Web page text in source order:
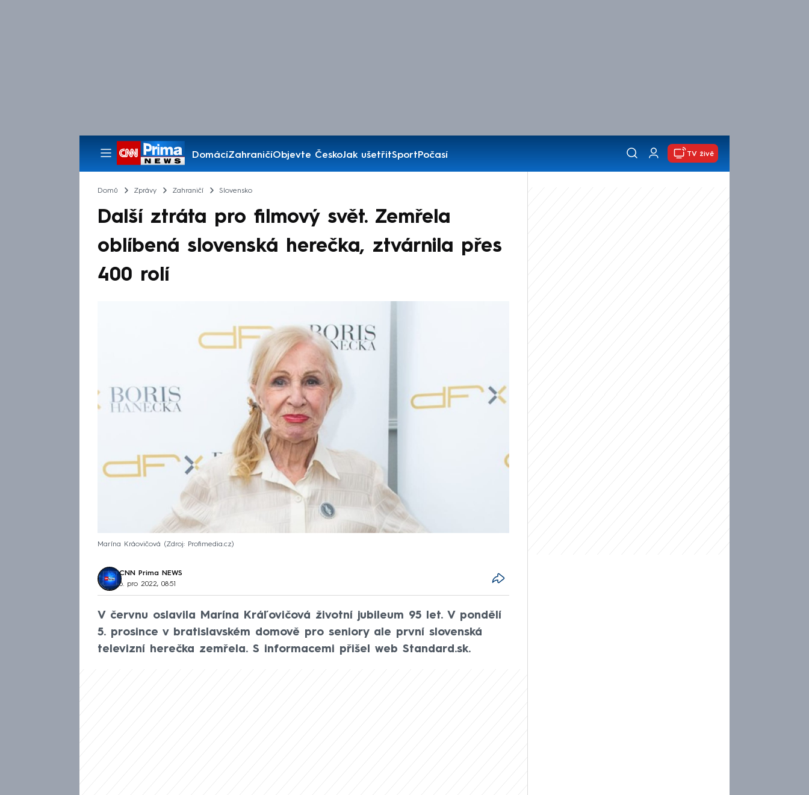
DomácíZahraničíObjevte ČeskoJak ušetřitSportPočasí
Pořady
TV živě
Domů Zprávy Zahraničí Slovensko
Další ztráta pro filmový svět. Zemřela
oblíbená slovenská herečka, ztvárnila přes
400 rolí
Marína Kráovičová Zdroj: Profimedia.cz
CNN Prima NEWS
6. pro 2022, 08:51
V červnu oslavila Marína Kráľovičová životní jubileum 95 let. V pondělí
5. prosince v bratislavském domově pro seniory ale první slovenská
televizní herečka zemřela. S informacemi přišel web Standard.sk.